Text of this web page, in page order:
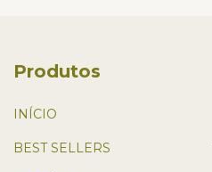
Produtos
INÍCIO
BEST SELLERS